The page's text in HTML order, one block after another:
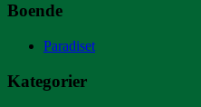
Boende
Paradiset
Kategorier